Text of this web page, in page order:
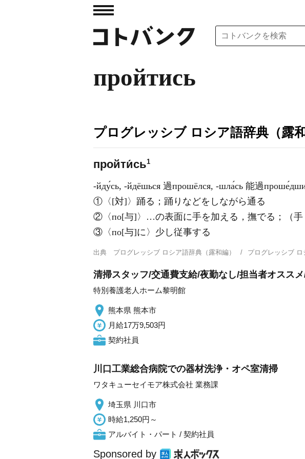
пройтись
プログレッシブ ロシア語辞典（露和
пройти́сь1
-йду́сь, -йдёшься 過прошёлся, -шла́сь 能過
①〈[対]〉踊る；踊りなどをしながら通る
②〈по[与]〉…の表面に手を加える，撫でる；（
③〈по[与]に〉少し従事する
出典 プログレッシブ ロシア語辞典（露和編） プログレッシブ
清掃スタッフ/交通費支給/夜勤なし/担当者オスス
特別養護老人ホーム黎明館
熊本県 熊本市
月給17万9,503円
契約社員
川口工業総合病院での器材洗浄・オペ室清掃
ワタキューセイモア株式会社 業務課
埼玉県 川口市
時給1,250円～
アルバイト・パート / 契約社員
Sponsored by